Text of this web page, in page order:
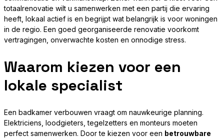
totaalrenovatie wilt u samenwerken met een partij die ervaring
heeft, lokaal actief is en begrijpt wat belangrijk is voor woningen
in de regio. Een goed georganiseerde renovatie voorkomt
vertragingen, onverwachte kosten en onnodige stress.
Waarom kiezen voor een
lokale specialist
Een badkamer verbouwen vraagt om nauwkeurige planning.
Elektriciens, loodgieters, tegelzetters en monteurs moeten
perfect samenwerken. Door te kiezen voor een betrouwbare